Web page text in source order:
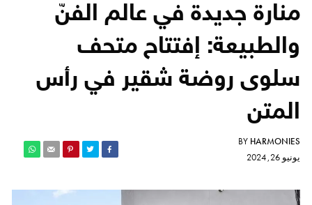
منارة جديدة في عالم الفنّ
والطبيعة: إفتتاح متحف
سلوى روضة شقير في رأس
المتن
BY HARMONIES
يونيو 26, 2024